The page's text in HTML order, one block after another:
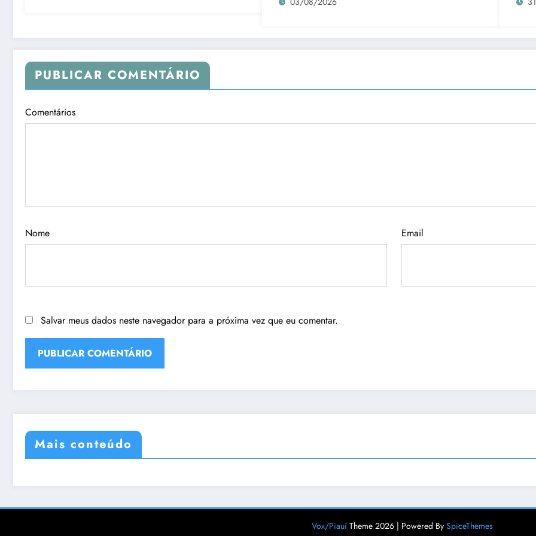
PUBLICAR COMENTÁRIO
Comentários
Nome Email
Salvar meus dados neste navegador para a próxima vez que eu comentar.
Mais conteúdo
Vox/Piauí Theme 2026 | Powered By SpiceThemes